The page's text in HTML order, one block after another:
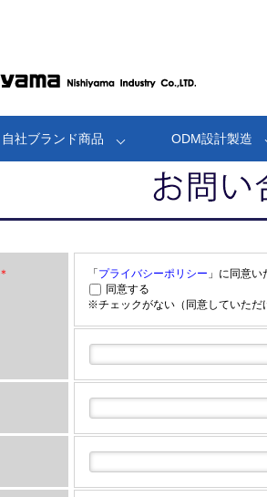
自社ブランド商品 ODM設計製造
＊ 「 プライバシーポリシー 」に同意
同意する
※チェックがない（同意していただ